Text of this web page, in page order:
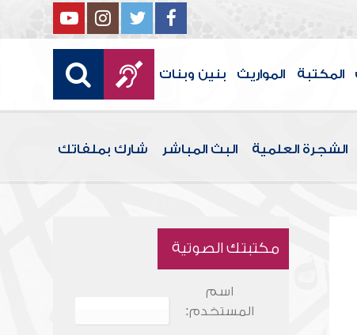
المكتبة المواريث بنين وبنات
الشجرة العلمية البث المباشر شارك بملفاتك
مكتبتك الصوتية
اسم
المستخدم: